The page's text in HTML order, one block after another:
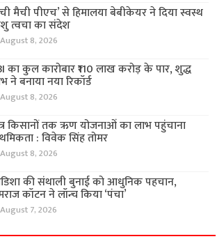
मैची पीएच’ से हिमालया बेबीकेयर ने दिया स्वस्थ
त्वचा का संदेश
August 8, 2026
का कुल कारोबार ₹110 लाख करोड़ के पार, शुद्ध
ने बनाया नया रिकॉर्ड
August 8, 2026
किसानों तक ऋण योजनाओं का लाभ पहुंचाना
: विवेक सिंह तोमर
August 8, 2026
की संथाली बुनाई को आधुनिक पहचान,
कॉटन ने लॉन्च किया ‘पंचा’
August 7, 2026